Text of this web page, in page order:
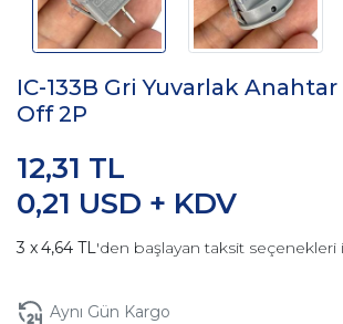
IC-133B Gri Yuvarlak Anahtar
Off 2P
0,21 USD + KDV
12,31 TL
4,64 TL'den başlayan taksit seçenekleri
Aynı Gün Kargo